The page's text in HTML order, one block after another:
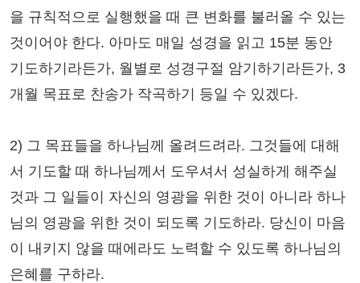
을 규칙적으로 실행했을 때 큰 변화를 불러올 수 있는
것이어야 한다. 아마도 매일 성경을 읽고 15분 동안
기도하기라든가, 월별로 성경구절 암기하기라든가, 3
개월 목표로 찬송가 작곡하기 등일 수 있겠다.
2) 그 목표들을 하나님께 올려드려라. 그것들에 대해
서 기도할 때 하나님께서 도우셔서 성실하게 해주실
것과 그 일들이 자신의 영광을 위한 것이 아니라 하나
님의 영광을 위한 것이 되도록 기도하라. 당신이 마음
이 내키지 않을 때에라도 노력할 수 있도록 하나님의
은혜를 구하라.